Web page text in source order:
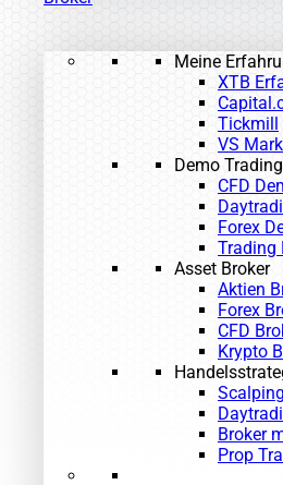
Meine
XTB
Tickmill
VS
Demo Trading
CFD
Forex
Trading
Asset Broker
Aktien
Forex
CFD
Krypto
Broker
Prop